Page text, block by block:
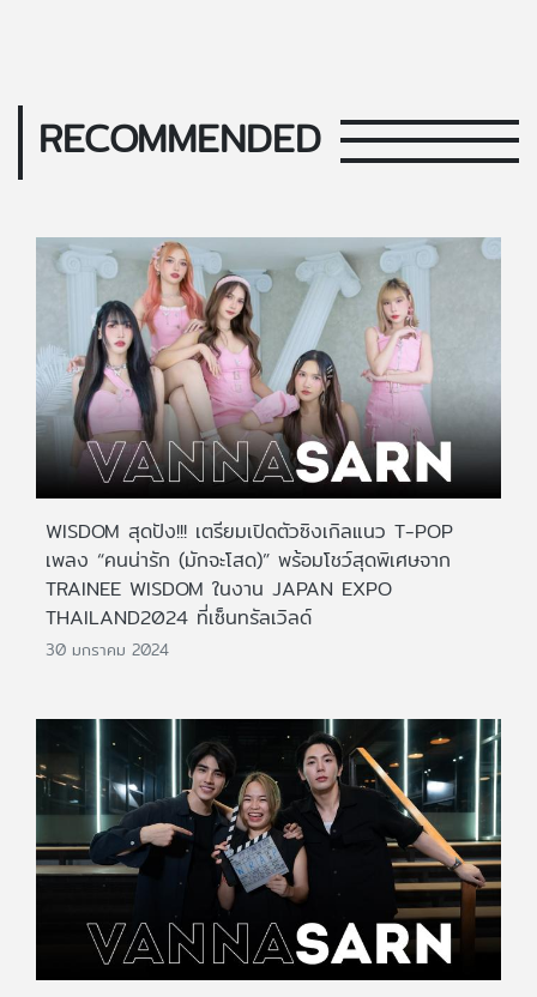
RECOMMENDED
WISDOM สุดปัง!!! เตรียมเปิดตัวซิงเกิลแนว T-POP
เพลง “คนน่ารัก (มักจะโสด)” พร้อมโชว์สุดพิเศษจาก
TRAINEE WISDOM ในงาน JAPAN EXPO
THAILAND2024 ที่เซ็นทรัลเวิลด์
30 มกราคม 2024